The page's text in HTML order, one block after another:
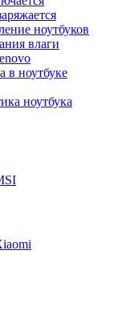
ноутбуков
влаги
в ноутбуке
ноутбука